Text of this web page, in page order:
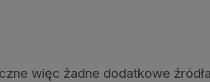
więc żadne dodatkowe